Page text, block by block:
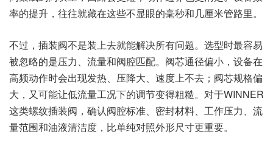
率的提升，往往就藏在这些不显眼的毫秒和几厘米管路里。
不过，插装阀不是装上去就能解决所有问题。选型时最容易
被忽略的是压力、流量和阀腔匹配。阀芯通径偏小，设备在
高频动作时会出现发热、压降大、速度上不去；阀芯规格偏
大，又可能让低流量工况下的调节变得粗糙。对于WINNER
这类螺纹插装阀，确认阀腔标准、密封材料、工作压力、流
量范围和油液清洁度，比单纯对照外形尺寸更重要。